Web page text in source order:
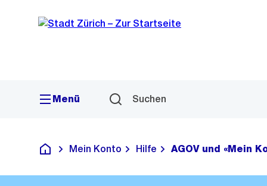
Navigation
Sprunglink
Menü Suchen
Deutsch
Mein Konto Hilfe AGOV und «Mein